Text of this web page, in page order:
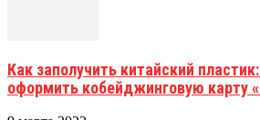
Как заполучить китайский
оформить кобейджинговую карту